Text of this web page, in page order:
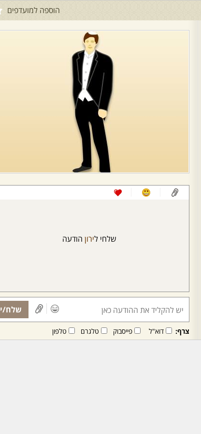
הוספה למועדפים
שלחי לירון הודעה
שלח/י
צרף: דוא"ל פייסבוק טלגרם טלפון